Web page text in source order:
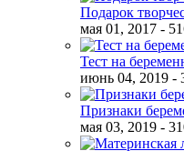
Подарок
мая 01, 2017 -
Тест на
июнь 04, 2019 -
Признаки
мая 03, 2019 -